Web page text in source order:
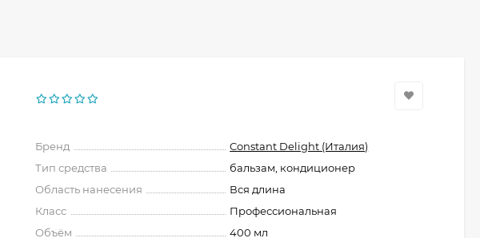
Бренд
Constant Delight (Италия)
Тип средства
бальзам, кондиционер
Область нанесения
Вся длина
Класс
Профессиональная
Объём
400 мл